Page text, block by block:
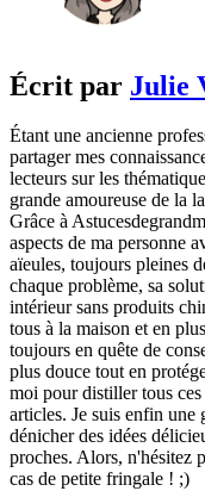
Écrit par Julie
Étant une ancienne
partager mes
lecteurs sur les
grande amoureuse de la
Grâce à
aspects de ma personne
aïeules, toujours pleines
chaque problème, sa
intérieur sans produits
tous à la maison et en
toujours en quête de
plus douce tout en
moi pour distiller tous ces
articles. Je suis enfin une
dénicher des idées
proches. Alors, n'hésitez
cas de petite fringale ! ;)